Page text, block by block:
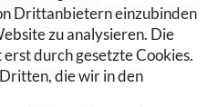
Drittanbietern einzubinden
zu analysieren. Die
durch gesetzte Cookies.
die wir in den